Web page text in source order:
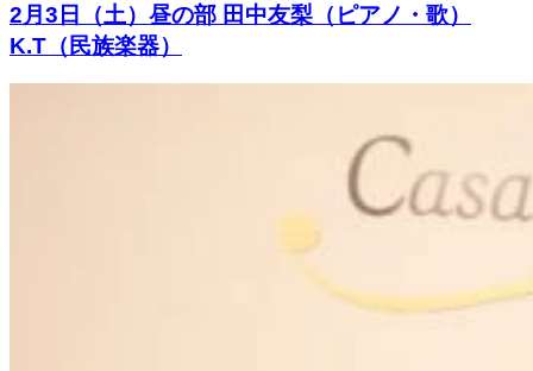
2月3日（土）昼の部 田中友梨（ピアノ・歌）
K.T（民族楽器）